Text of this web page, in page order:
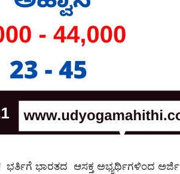
ಭರ್ತಿಗೆ ಭಾರತದ ಆಸಕ್ತ ಅಭ್ಯರ್ಥಿಗಳಿಂದ ಅರ್ಜಿ